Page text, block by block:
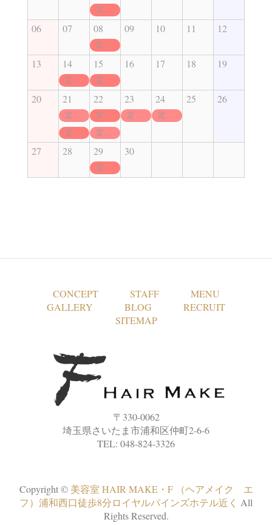
定休日
06 07 08
定休日
09 10 11 12
13 14
定休日
15
定休日
16 17 18 19
20 21
定休日
定休日
22
定休日
定休日
23
定休日
24
定休日
25 26
27 28 29
定休日
30
CONCEPT STAFF
MENU
GALLERY
BLOG
RECRUIT
SITEMAP
〒330-0062
埼玉県さいたま市浦和区仲町2-6-6
TEL: 048-824-3326
Copyright © 美容室 HAIR MAKE・F （ヘアメイク エ
フ）浦和西口徒歩8分ロイヤルパインズホテル近く All
Rights Reserved.